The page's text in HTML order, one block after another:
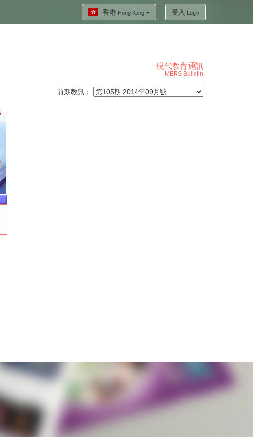
香港 Hong Kong 登入 Login
現代教育通訊
MERS Bulletin
前期教訊：